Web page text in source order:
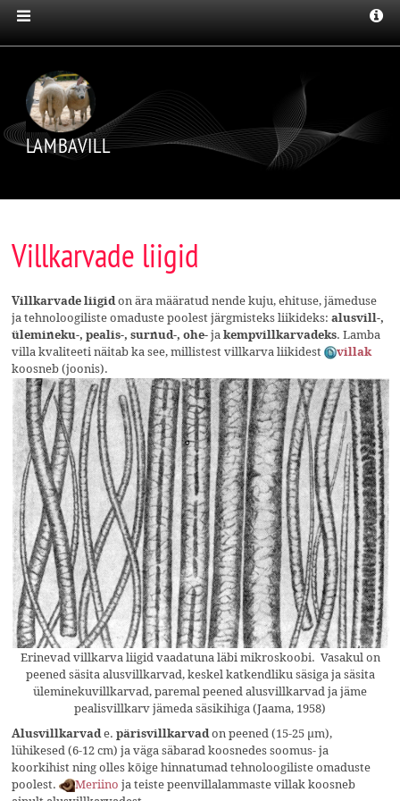
LAMBAVILL
Villkarvade liigid
Villkarvade liigidon ära määratud nende kuju, ehituse, jämeduse
ja tehnoloogiliste omaduste poolest järgmisteks liikideks:alusvill-,
ülemineku-, pealis-, surnud-, ohe-jakempvillkarvadeks. Lamba
villa kvaliteeti näitab ka see, millistest villkarva liikidest
villak
koosneb (joonis).
Erinevad villkarva liigid vaadatuna läbi mikroskoobi. Vasakul on
peened säsita alusvillkarvad, keskel katkendliku säsiga ja säsita
üleminekuvillkarvad, paremal peened alusvillkarvad ja jäme
pealisvillkarv jämeda säsikihiga (Jaama, 1958)
Alusvillkarvade.pärisvillkarvadon peened (15-25 µm),
lühikesed (6-12 cm) ja väga säbarad koosnedes soomus- ja
koorkihist ning olles kõige hinnatumad tehnoloogiliste omaduste
poolest.
Meriino ja teiste peenvillalammaste villak koosneb